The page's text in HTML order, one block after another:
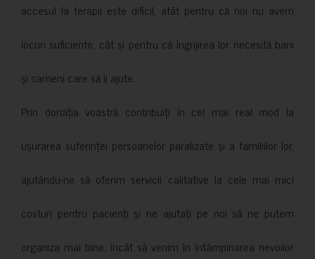
accesul la terapii este dificil, atât pentru că noi nu avem
locuri suficiente, cât și pentru că îngrijirea lor necesită bani
și oameni care să îi ajute.
Prin donația voastră contribuiți în cel mai real mod la
ușurarea suferinței persoanelor paralizate și a familiilor lor,
ajutându-ne să oferim servicii calitative la cele mai mici
costuri pentru pacienți și ne ajutați pe noi să ne putem
organiza mai bine, încât să venim în întâmpinarea nevoilor